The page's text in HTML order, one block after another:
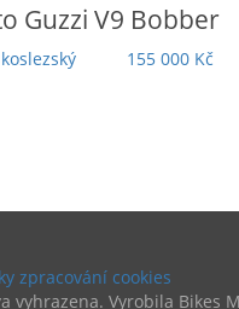
Rebel 1100 DCT
| 5 000 km |
| TOP stav |
zpracování cookies
vyhrazena. Vyrobila Bikes